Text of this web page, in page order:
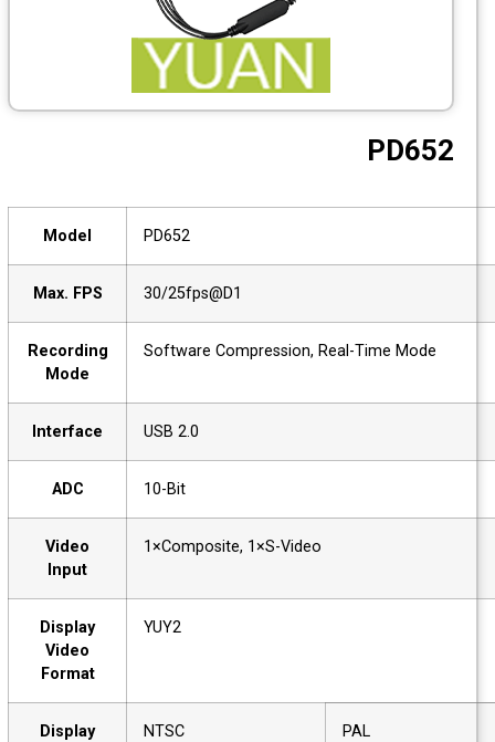
Fiber Optic
AV over IP
PD652
Model PD652
Max. FPS 30/25fps@D1
Recording
Mode
Software Compression, Real-Time Mode
Interface USB 2.0
ADC 10-Bit
Video
Input
1×Composite, 1×S-Video
Display
Video
Format
YUY2
Display
NTSC
PAL